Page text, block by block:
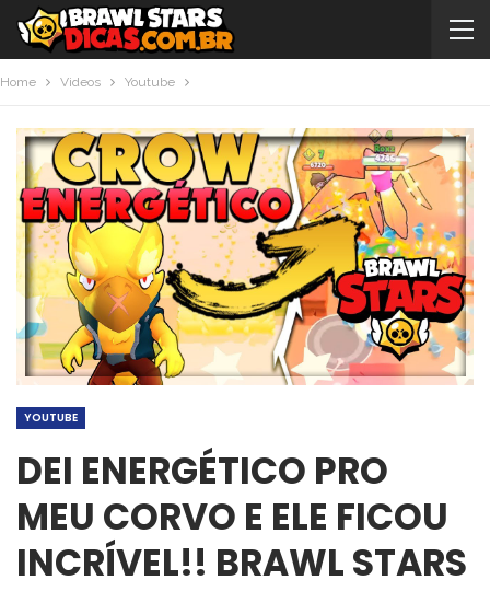
Home Videos Youtube
YOUTUBE
DEI ENERGÉTICO PRO
MEU CORVO E ELE FICOU
INCRÍVEL!! BRAWL STARS